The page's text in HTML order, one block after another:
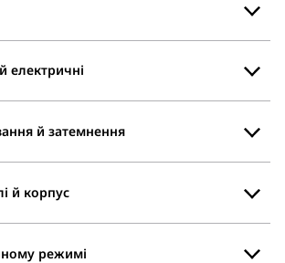
електричні
й затемнення
й корпус
режимі